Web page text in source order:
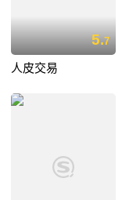
5.7
人皮交易